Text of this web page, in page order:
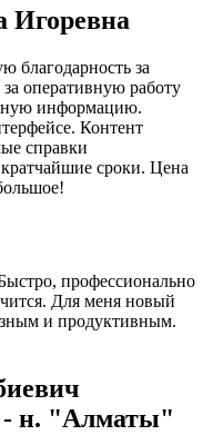
Игоревна
благодарность за
оперативную работу
информацию.
Контент
справки
сроки. Цена
профессионально
Для меня новый
и продуктивным.
- н. "Алматы"